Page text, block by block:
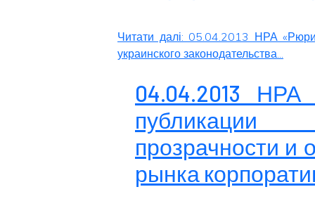
Читати далі: 05.04.2013 НРА
украинского законодательства...
04.04.2013
прозрачности и
рынка